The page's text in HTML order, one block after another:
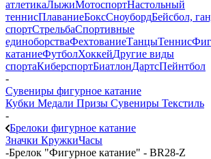
атлетикаЛыжиМотоспортНастольный
теннисПлаваниеБоксСноубордБейсбол,
спортСтрельбаСпортивные
единоборстваФехтованиеТанцыТеннис
катаниеФутболХоккейДругие виды
спортаКиберспортБиатлонДартсПейнтбол
-
Сувениры фигурное катание
Кубки Медали Призы Сувениры Текстиль
-
Брелоки фигурное катание
Значки КружкиЧасы
-Брелок "Фигурное катание" - BR28-Z